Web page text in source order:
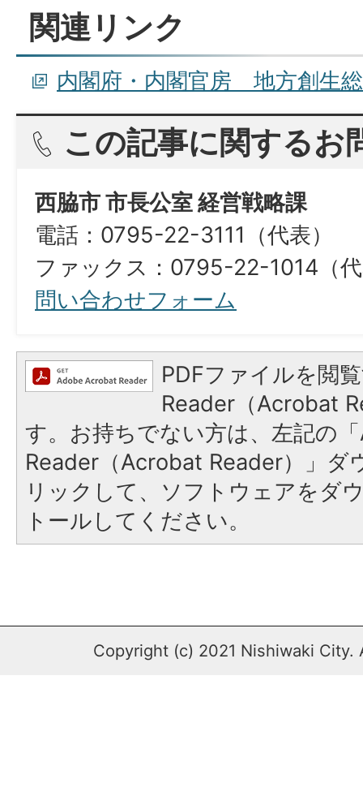
関連リンク
内閣府・内閣官房 地方創生
この記事に関するお
西脇市 市長公室 経営戦略課
電話：0795-22-3111（代表）
ファックス：0795-22-1014（
問い合わせフォーム
PDFファイルを閲
Reader（Acrobat
す。お持ちでない方は、左記の
Reader（Acrobat Reader）」ダ
リックして、ソフトウェアをダ
トールしてください。
Copyright (c) 2021 Nishiwaki City.